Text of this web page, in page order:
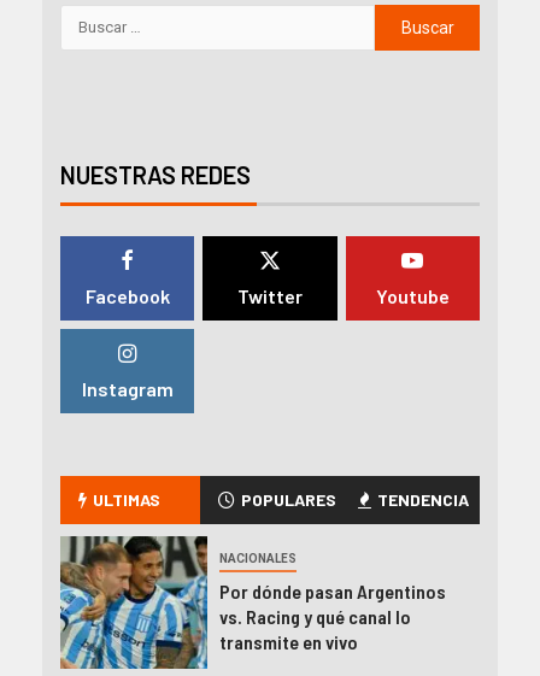
NUESTRAS REDES
Facebook Twitter Youtube
Instagram
ULTIMAS POPULARES TENDENCIA
NACIONALES
Por dónde pasan Argentinos
vs. Racing y qué canal lo
transmite en vivo